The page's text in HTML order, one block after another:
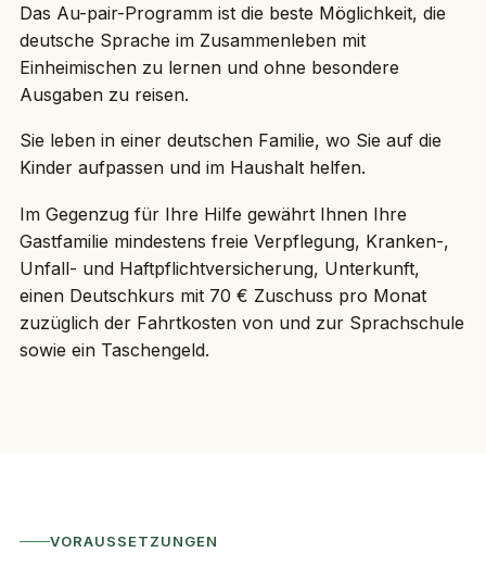
Das Au-pair-Programm ist die beste Möglichkeit, die
deutsche Sprache im Zusammenleben mit
Einheimischen zu lernen und ohne besondere
Ausgaben zu reisen.
Sie leben in einer deutschen Familie, wo Sie auf die
Kinder aufpassen und im Haushalt helfen.
Im Gegenzug für Ihre Hilfe gewährt Ihnen Ihre
Gastfamilie mindestens freie Verpflegung, Kranken-,
Unfall- und Haftpflichtversicherung, Unterkunft,
einen Deutschkurs mit 70 € Zuschuss pro Monat
zuzüglich der Fahrtkosten von und zur Sprachschule
sowie ein Taschengeld.
VORAUSSETZUNGEN